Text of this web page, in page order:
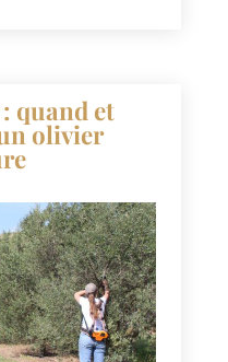
quand et
olivier